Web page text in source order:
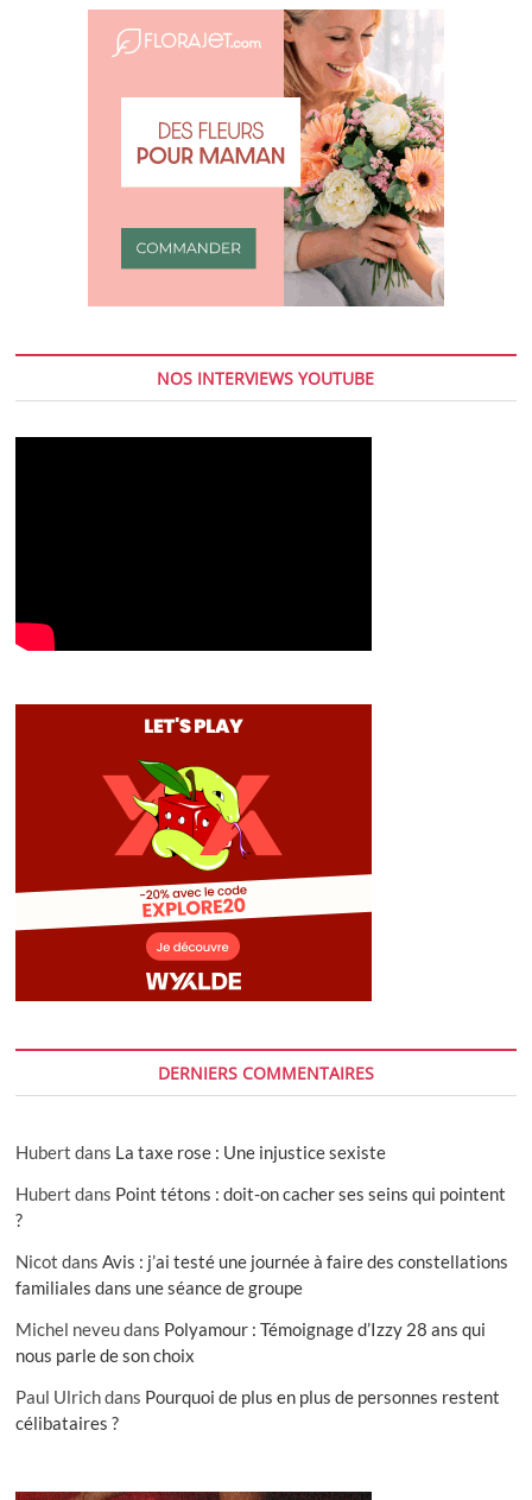
NOS INTERVIEWS YOUTUBE
DERNIERS COMMENTAIRES
Hubert dans La taxe rose : Une injustice sexiste
Hubert dans Point tétons : doit-on cacher ses seins qui pointent
?
Nicot dansAvis : j’ai testé une journée à faire des constellations
familiales dans une séance de groupe
Michel neveudans Polyamour : Témoignage d’Izzy 28 ans qui
nous parle de son choix
Paul Ulrichdans Pourquoi de plus en plus de personnes restent
célibataires ?